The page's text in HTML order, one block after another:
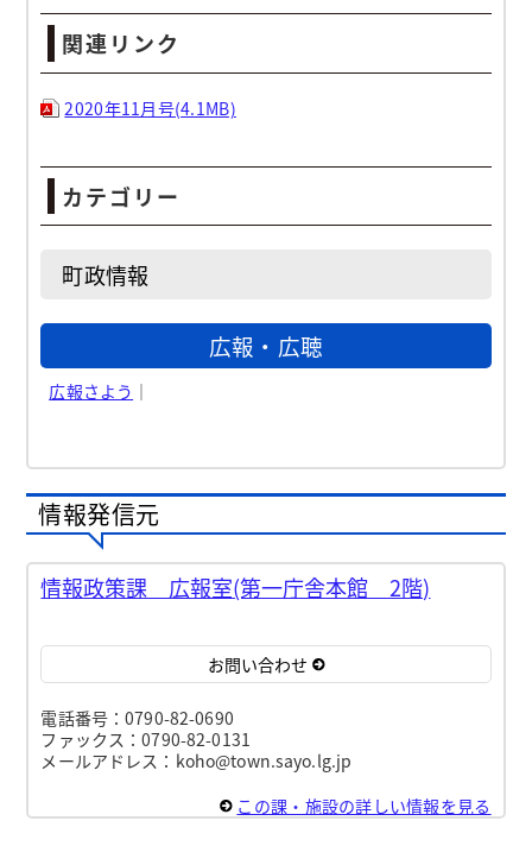
関連リンク
2020年11月号(4.1MB)
カテゴリー
町政情報
広報・広聴
広報さよう ｜
情報発信元
情報政策課 広報室(第一庁舎本館 2階)
お問い合わせ
電話番号：0790-82-0690
ファックス：0790-82-0131
メールアドレス：koho@town.sayo.lg.jp
この課・施設の詳しい情報を見る